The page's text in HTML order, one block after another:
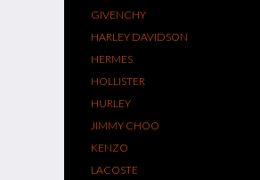
GIVENCHY
HARLEY DAVIDSON
HERMES
HOLLISTER
HURLEY
JIMMY CHOO
KENZO
LACOSTE